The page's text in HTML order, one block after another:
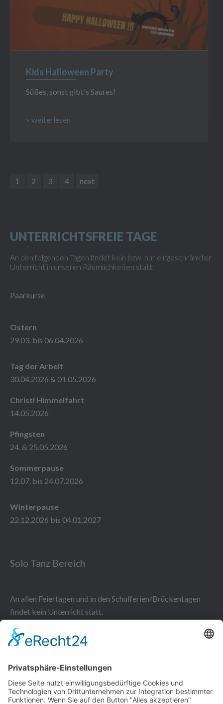
Kids Halloween Party
Süßes, sonst gibt's Saures!
» weiterlesen
1 2 3 4 next
UNTERRICHTSFREIE TAGE
An den folgenden Tagen findet kein bzw. nur eingeschränkter
Unterricht in unseren Räumlichkeiten statt:
Paarkurse
Ostern
29.03. bis 06.04.2026
Tag der Arbeit
30.04.2026 & 01.05.2026
Christi Himmelfahrt
14.05.2026
Pfingsten
24. & 25.05.2026
Sommerpause
12.07. bis 24.07.2026
Winterpause
22.12.2026 bis 04.01.2027
Solo Tanz Bereich
An allen Feiertagen und in den Schulferien/Brückentagen
findet kein Unterricht statt.